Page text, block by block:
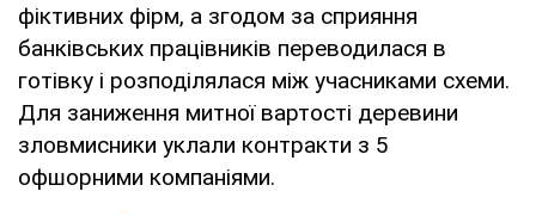
фіктивних фірм, а згодом за сприяння
банківських працівників переводилася в
готівку і розподілялася між учасниками схеми.
Для заниження митної вартості деревини
зловмисники уклали контракти з 5
офшорними компаніями.